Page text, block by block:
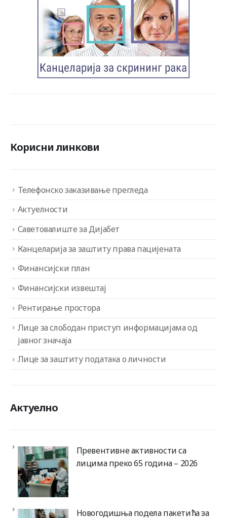
Корисни линкови
Телефонско заказивање прегледа
Актуелности
Саветовалиште за Дијабет
Канцеларија за заштиту права пацијената
Финансијски план
Финансијски извештај
Рентирање простора
Лице за слободан приступ информацијама од
јавног значаја
Лице за заштиту података о личности
Актуелно
Превентивне активности са
лицима преко 65 година – 2026
Новогодишња подела пакетића за